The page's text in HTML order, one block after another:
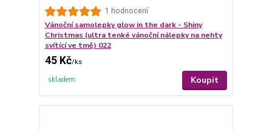
1 hodnocení
Vánoční samolepky glow in the dark - Shiny
Christmas (ultra tenké vánoční nálepky na nehty
svítící ve tmě) 022
45 Kč/ks
skladem Koupit